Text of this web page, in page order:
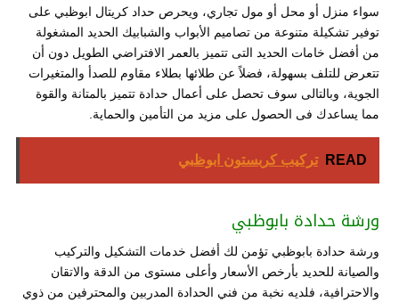
سواء منزل أو محل أو مول تجاري، ويحرص حداد كريتال ابوظبي على
توفير تشكيلة متنوعة من تصاميم الأبواب والشبابيك الحديد المشغولة
من أفضل خامات الحديد التى تتميز بالعمر الافتراضي الطويل دون أن
تتعرض للتلف بسهولة، فضلاً عن طلائها بطلاء مقاوم للصدأ والمتغيرات
الجوية، وبالتالى سوف تحصل على أعمال حدادة تتميز بالمتانة والقوة
مما يساعدك فى الحصول على مزيد من التأمين والحماية.
READ تركيب كربستون ابوظبي
ورشة حدادة بابوظبي
ورشة حدادة بابوظبي تؤمن لك أفضل خدمات التشكيل والتركيب
والصيانة للحديد بأرخص الأسعار وأعلى مستوى من الدقة والاتقان
والاحترافية، فلديه نخبة من فني الحدادة المدربين والمحترفين من ذوي